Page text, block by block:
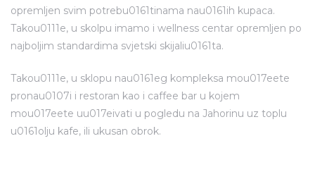
opremljen svim potrebu0161tinama nau0161ih kupaca.
Takou0111e, u skolpu imamo i wellness centar opremljen po
najboljim standardima svjetski skijaliu0161ta.
Takou0111e, u sklopu nau0161eg kompleksa mou017eete
pronau0107i i restoran kao i caffee bar u kojem
mou017eete uu017eivati u pogledu na Jahorinu uz toplu
u0161olju kafe, ili ukusan obrok.